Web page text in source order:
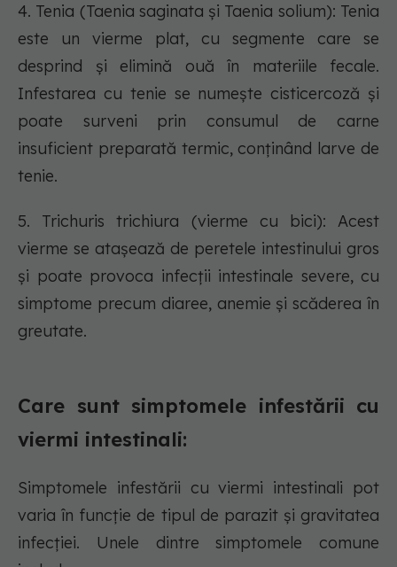
4. Tenia (Taenia saginata și Taenia solium): Tenia
este un vierme plat, cu segmente care se
desprind și elimină ouă în materiile fecale.
Infestarea cu tenie se numește cisticercoză și
poate surveni prin consumul de carne
insuficient preparată termic, conținând larve de
tenie.
5. Trichuris trichiura (vierme cu bici): Acest
vierme se atașează de peretele intestinului gros
și poate provoca infecții intestinale severe, cu
simptome precum diaree, anemie și scăderea în
greutate.
Care sunt simptomele infestării cu
viermi intestinali:
Simptomele infestării cu viermi intestinali pot
varia în funcție de tipul de parazit și gravitatea
infecției. Unele dintre simptomele comune